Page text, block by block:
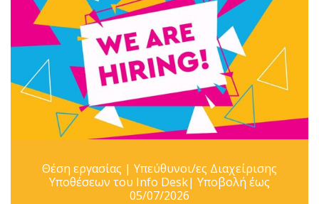
Θέση εργασίας | Υπεύθυνοι/ες Διαχείρισης
Υποθέσεων του Info Desk| Υποβολή έως
05/07/2026